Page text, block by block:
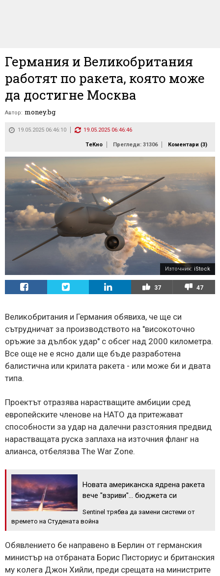
Германия и Великобритания
работят по ракета, която може
да достигне Москва
Автор: money.bg
19.05.2025 06:46:10 19.05.2025 06:46:46
ТеКно Прегледи: 31306 Коментари (3)
Източник: iStock
37 47
Великобритания и Германия обявиха, че ще си
сътрудничат за производството на "високоточно
оръжие за дълбок удар" с обсег над 2000 километра.
Все още не е ясно дали ще бъде разработена
балистична или крилата ракета - или може би и двата
типа.
Проектът отразява нарастващите амбиции сред
европейските членове на НАТО да притежават
способности за удар на далечни разстояния предвид
нарастващата руска заплаха на източния фланг на
алианса, отбелязва The War Zone.
Новата американска ядрена ракета
вече "взриви"... бюджета си
Sentinel трябва да замени системи от
времето на Студената война
Обявлението бе направено в Берлин от германския
министър на отбраната Борис Писториус и британския
му колега Джон Хийли, преди срещата на министрите